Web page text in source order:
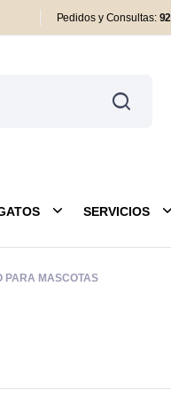
Pedidos y Consultas:
Farmacia y Salud
SERVICIOS
PARA MASCOTAS